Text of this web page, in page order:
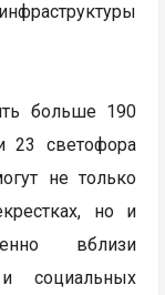
больше 190
23 светофора
не только
но и
вблизи
социальных